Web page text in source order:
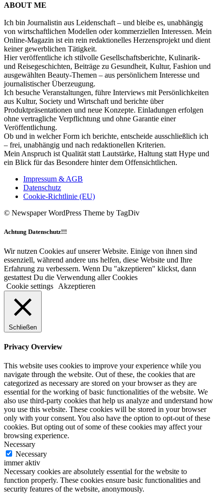
ABOUT ME
Ich bin Journalistin aus Leidenschaft – und bleibe es, unabhängig
von wirtschaftlichen Modellen oder kommerziellen Interessen. Mein
Online-Magazin ist ein rein redaktionelles Herzensprojekt und dient
keiner gewerblichen Tätigkeit.
Hier veröffentliche ich stilvolle Gesellschaftsberichte, Kulinarik-
und Reisegeschichten, Beiträge zu Gesundheit, Kultur, Fashion und
ausgewählten Beauty-Themen – aus persönlichem Interesse und
journalistischer Überzeugung.
Ich besuche Veranstaltungen, führe Interviews mit Persönlichkeiten
aus Kultur, Society und Wirtschaft und berichte über
Produktpräsentationen und neue Konzepte. Einladungen erfolgen
ohne vertragliche Verpflichtung und ohne Garantie einer
Veröffentlichung.
Ob und in welcher Form ich berichte, entscheide ausschließlich ich
– frei, unabhängig und nach redaktionellen Kriterien.
Mein Anspruch ist Qualität statt Lautstärke, Haltung statt Hype und
ein Blick für das Besondere hinter dem Offensichtlichen.
Impressum & AGB
Datenschutz
Cookie-Richtlinie (EU)
© Newspaper WordPress Theme by TagDiv
Achtung Datenschutz!!!
Wir nutzen Cookies auf unserer Website. Einige von ihnen sind
essenziell, während andere uns helfen, diese Website und Ihre
Erfahrung zu verbessern. Wenn Du "akzeptieren" klickst, dann
gestattest Du die Verwendung aller Cookies
Cookie settings
Akzeptieren
Schließen
Privacy Overview
This website uses cookies to improve your experience while you
navigate through the website. Out of these, the cookies that are
categorized as necessary are stored on your browser as they are
essential for the working of basic functionalities of the website. We
also use third-party cookies that help us analyze and understand how
you use this website. These cookies will be stored in your browser
only with your consent. You also have the option to opt-out of these
cookies. But opting out of some of these cookies may affect your
browsing experience.
Necessary
Necessary
immer aktiv
Necessary cookies are absolutely essential for the website to
function properly. These cookies ensure basic functionalities and
security features of the website, anonymously.